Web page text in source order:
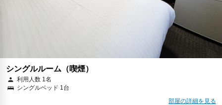
シングルルーム（喫煙）
利用人数 1名
シングルベッド 1台
部屋の詳細を見る